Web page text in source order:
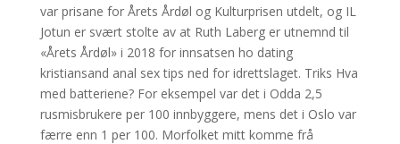
var prisane for Årets Årdøl og Kulturprisen utdelt, og IL
Jotun er svært stolte av at Ruth Laberg er utnemnd til
«Årets Årdøl» i 2018 for innsatsen ho dating
kristiansand anal sex tips ned for idrettslaget. Triks Hva
med batteriene? For eksempel var det i Odda 2,5
rusmisbrukere per 100 innbyggere, mens det i Oslo var
færre enn 1 per 100. Morfolket mitt komme frå